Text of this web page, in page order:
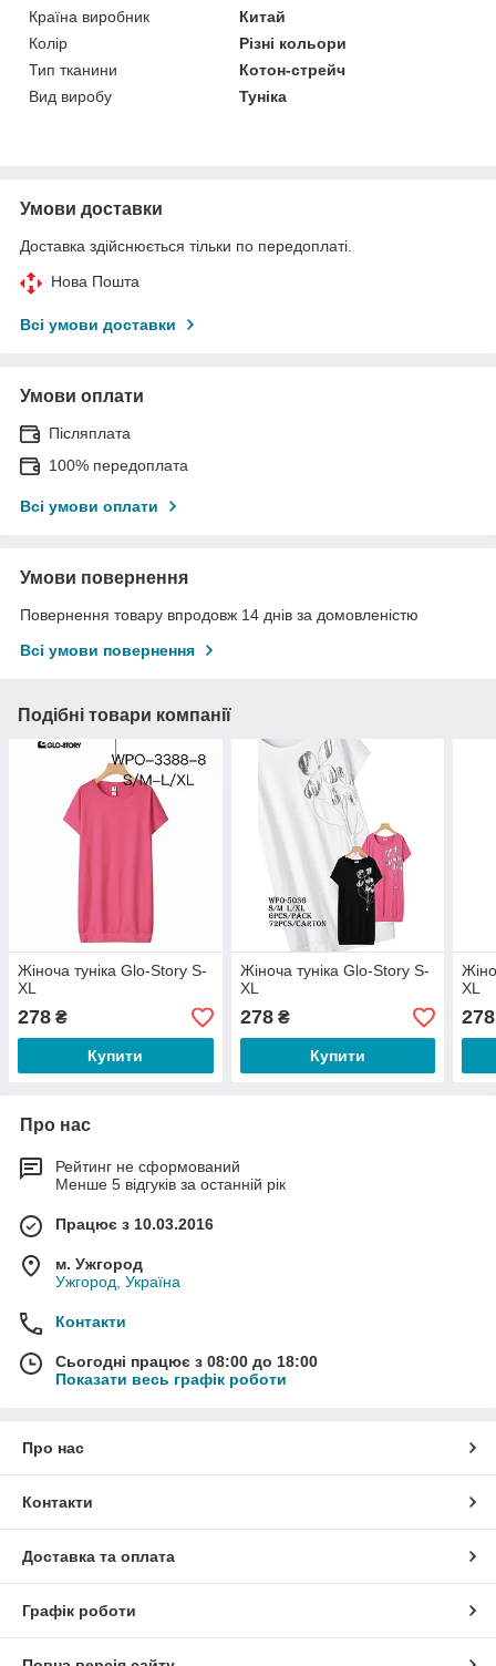
Країна виробник
Китай
Колір
Різні кольори
Тип тканини
Котон-стрейч
Вид виробу
Туніка
Умови доставки
Доставка здійснюється тільки по передоплаті.
Нова Пошта
Всі умови доставки
Умови оплати
Післяплата
100% передоплата
Всі умови оплати
Умови повернення
Повернення товару впродовж 14 днів за домовленістю
Всі умови повернення
Подібні товари компанії
Жіноча туніка Glo-Story S-
XL
278 ₴
Купити
Жіноча туніка Glo-Story S-
XL
278₴
Купити
XL
278
Про нас
Рейтинг не сформований
Менше 5 відгуків за останній рік
Працює з 10.03.2016
м. Ужгород
Ужгород, Україна
Контакти
Сьогодні працює з 08:00 до 18:00
Показати весь графік роботи
Про нас
Контакти
Доставка та оплата
Графік роботи